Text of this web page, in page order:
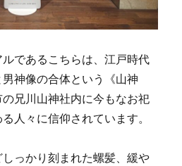
であるこちらは、江戸時代
神像の合体という《山神
兄川山神社内に今もなお祀
人々に信仰されています。
っかり刻まれた螺髪、緩や